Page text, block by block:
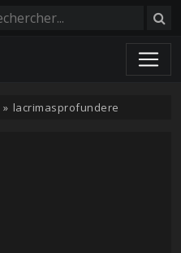
» lacrimasprofundere